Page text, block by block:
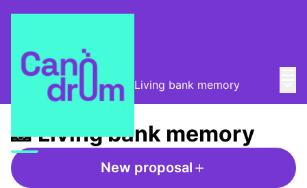
Taula de Memòries / 📸 Living bank memory
📸 Living bank memory
New proposal